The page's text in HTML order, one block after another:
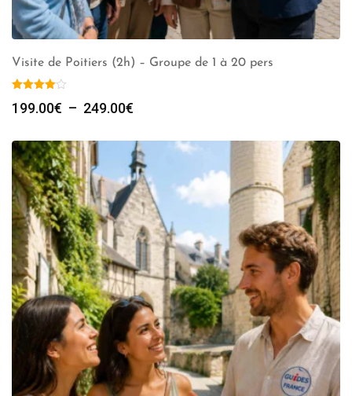
Visite de Poitiers (2h) – Groupe de 1 à 20 pers
199.00€ – 249.00€
prix :
199.00€
à
249.00€